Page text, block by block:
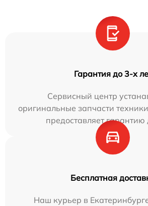
Гарантия до 3-х
Сервисный центр
оригинальные запчасти
предоставляет гарантию
Бесплатная
Наш курьер в